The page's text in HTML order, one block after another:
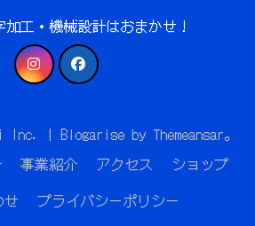
工・機械設計はおまかせ！
Inc. | Blogariseby Themeansar。
事業紹介 アクセス
ショップ
プライバシーポリシー